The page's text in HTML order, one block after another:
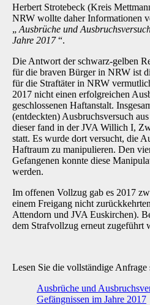
Herbert Strotebeck (Kreis
NRW wollte daher Informationen
„ Ausbrüche und
Jahre 2017“.
Die Antwort der schwarz-gelben
für die braven Bürger in NRW ist
für die Straftäter in NRW
2017 nicht einen erfolgreichen
geschlossenen Haftanstalt.
(entdeckten) Ausbruchsversuch
dieser fand in der JVA Willich I,
statt. Es wurde dort versucht, die
Haftraum zu manipulieren. Den
Gefangenen konnte diese
werden.
Im offenen Vollzug gab es 2017
einem Freigang nicht
Attendorn und JVA Euskirchen).
dem Strafvollzug erneut zugeführt
Lesen Sie die vollständige
Ausbrüche und
Gefängnissen im Jahre 2017